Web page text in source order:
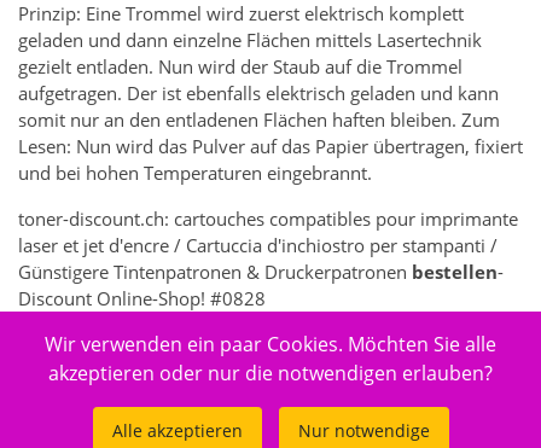
Prinzip: Eine Trommel wird zuerst elektrisch komplett
geladen und dann einzelne Flächen mittels Lasertechnik
gezielt entladen. Nun wird der Staub auf die Trommel
aufgetragen. Der ist ebenfalls elektrisch geladen und kann
somit nur an den entladenen Flächen haften bleiben. Zum
Lesen: Nun wird das Pulver auf das Papier übertragen, fixiert
und bei hohen Temperaturen eingebrannt.
toner-discount.ch: cartouches compatibles pour imprimante
laser et jet d'encre / Cartuccia d'inchiostro per stampanti /
Günstigere Tintenpatronen & Druckerpatronen bestellen-
Discount Online-Shop! #0828
5261 - Elektronik > Drucken, Kopieren, Scannen & Faxen >
Zubehör Drucker, Kopierer & Faxgeräte > Drucker-
Wir verwenden ein paar Cookies. Möchten Sie alle
akzeptieren oder nur die notwendigen erlauben?
Alle akzeptieren Nur notwendige